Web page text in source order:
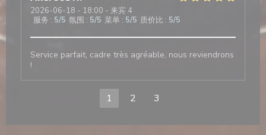
2026-06-18 - 18:00 - 来宾 4
服务 : 5/5 氛围 : 5/5 菜单 : 5/5 质价比 : 5/5
Service parfait, cadre très agréable, nous reviendrons
!
1 2 3